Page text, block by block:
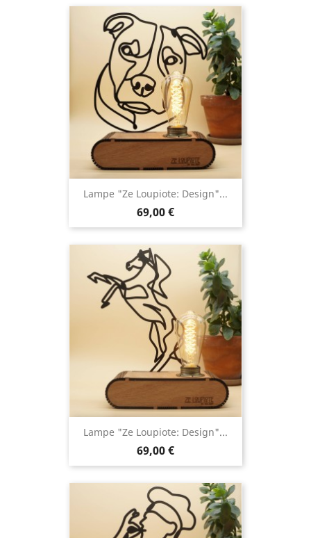
Lampe "Ze Loupiote: Design"...
69,00 €
Lampe "Ze Loupiote: Design"...
69,00 €